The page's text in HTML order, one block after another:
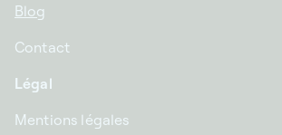
Blog
Contact
Légal
Mentions légales